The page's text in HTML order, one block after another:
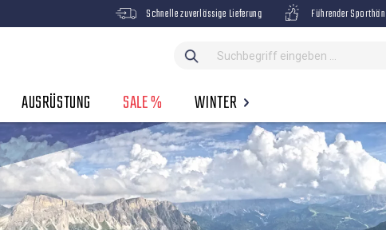
Schnelle zuverlässige Lieferung Führender
AUSRÜSTUNG SALE % WINTER